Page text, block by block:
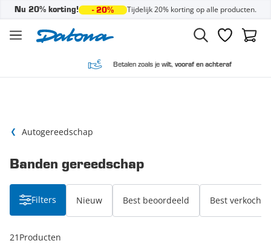
Nu 20% korting! - 20% Tijdelijk 20% korting op alle producten.
Verlanglijst
Betalen zoals je wilt,vooraf en achteraf
Autogereedschap
Banden gereedschap
Filters Nieuw Best beoordeeld Best verkocht
21 Producten